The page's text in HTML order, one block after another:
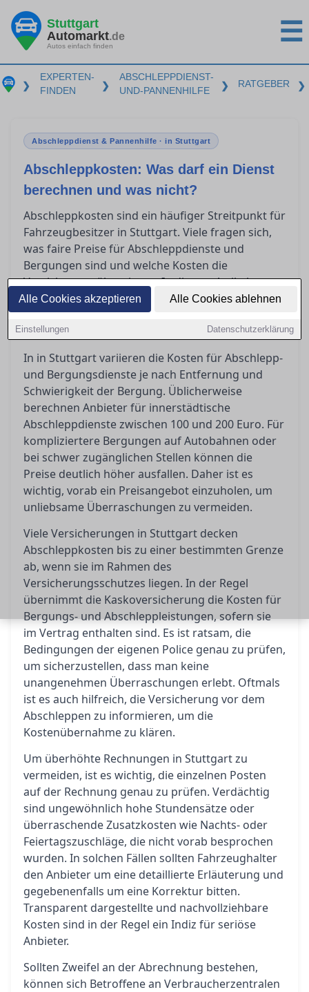
Alle Cookies akzeptieren Alle Cookies ablehnen
Einstellungen Datenschutzerklärung
Stuttgart
Automarkt.de
Autos einfach finden ☰
❯
EXPERTEN-
FINDEN
❯
ABSCHLEPPDIENST-
UND-PANNENHILFE
❯ RATGEBER ❯
Abschleppdienst & Pannenhilfe · in Stuttgart
Abschleppkosten: Was darf ein Dienst
berechnen und was nicht?
Abschleppkosten sind ein häufiger Streitpunkt für
Fahrzeugbesitzer in Stuttgart. Viele fragen sich,
was faire Preise für Abschleppdienste und
Bergungen sind und welche Kosten die
Versicherung übernimmt. In diesem Artikel
erfahren Sie, wie Sie überhöhte Rechnungen
erkennen und welche Schritte Sie unternehmen
können, um sich dagegen zu wehren.
In in Stuttgart variieren die Kosten für Abschlepp-
und Bergungsdienste je nach Entfernung und
Schwierigkeit der Bergung. Üblicherweise
berechnen Anbieter für innerstädtische
Abschleppdienste zwischen 100 und 200 Euro. Für
kompliziertere Bergungen auf Autobahnen oder
bei schwer zugänglichen Stellen können die
Preise deutlich höher ausfallen. Daher ist es
wichtig, vorab ein Preisangebot einzuholen, um
unliebsame Überraschungen zu vermeiden.
Viele Versicherungen in Stuttgart decken
Abschleppkosten bis zu einer bestimmten Grenze
ab, wenn sie im Rahmen des
Versicherungsschutzes liegen. In der Regel
übernimmt die Kaskoversicherung die Kosten für
Bergungs- und Abschleppleistungen, sofern sie
im Vertrag enthalten sind. Es ist ratsam, die
Bedingungen der eigenen Police genau zu prüfen,
um sicherzustellen, dass man keine
unangenehmen Überraschungen erlebt. Oftmals
ist es auch hilfreich, die Versicherung vor dem
Abschleppen zu informieren, um die
Kostenübernahme zu klären.
Um überhöhte Rechnungen in Stuttgart zu
vermeiden, ist es wichtig, die einzelnen Posten
auf der Rechnung genau zu prüfen. Verdächtig
sind ungewöhnlich hohe Stundensätze oder
überraschende Zusatzkosten wie Nachts- oder
Feiertagszuschläge, die nicht vorab besprochen
wurden. In solchen Fällen sollten Fahrzeughalter
den Anbieter um eine detaillierte Erläuterung und
gegebenenfalls um eine Korrektur bitten.
Transparent dargestellte und nachvollziehbare
Kosten sind in der Regel ein Indiz für seriöse
Anbieter.
Sollten Zweifel an der Abrechnung bestehen,
können sich Betroffene an Verbraucherzentralen